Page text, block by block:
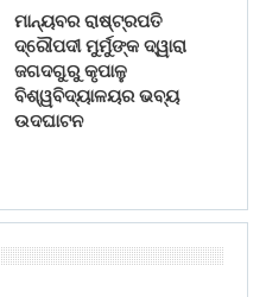
ମାନ୍ୟବର ରାଷ୍ଟ୍ରପତି
ଦ୍ରୌପଦୀ ମୁର୍ମୁଙ୍କ ଦ୍ୱାରା
ଜଗଦଗୁରୁ କୃପାଳୁ
ବିଶ୍ୱବିଦ୍ୟାଳୟର ଭବ୍ୟ
ଉଦଘାଟନ